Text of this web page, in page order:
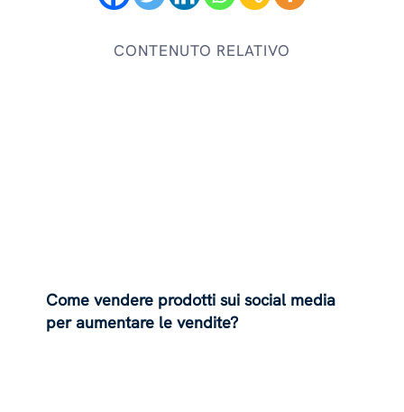
CONTENUTO RELATIVO
Come vendere prodotti sui social media
per aumentare le vendite?